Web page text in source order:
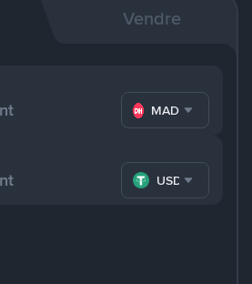
Vendre
MAD
USDT